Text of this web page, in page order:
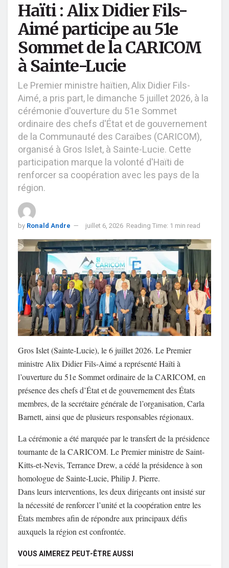
Haïti : Alix Didier Fils-
Aimé participe au 51e
Sommet de la CARICOM
à Sainte-Lucie
Le Premier ministre haïtien, Alix Didier Fils-
Aimé, a pris part, le dimanche 5 juillet 2026, à la
cérémonie d'ouverture du 51e Sommet
ordinaire des chefs d'État et de gouvernement
de la Communauté des Caraïbes (CARICOM),
organisé à Gros Islet, à Sainte-Lucie. Cette
participation marque la volonté d'Haïti de
renforcer sa coopération avec les pays de la
région.
by Ronald Andre juillet 6, 2026 Reading Time: 1 min read
Gros Islet (Sainte-Lucie), le 6 juillet 2026. Le Premier
ministre Alix Didier Fils-Aimé a représenté Haïti à
l’ouverture du 51e Sommet ordinaire de la CARICOM, en
présence des chefs d’État et de gouvernement des États
membres, de la secrétaire générale de l’organisation, Carla
Barnett, ainsi que de plusieurs responsables régionaux.
La cérémonie a été marquée par le transfert de la présidence
tournante de la CARICOM. Le Premier ministre de Saint-
Kitts-et-Nevis, Terrance Drew, a cédé la présidence à son
homologue de Sainte-Lucie, Philip J. Pierre.
Dans leurs interventions, les deux dirigeants ont insisté sur
la nécessité de renforcer l’unité et la coopération entre les
États membres afin de répondre aux principaux défis
auxquels la région est confrontée.
VOUS AIMEREZ PEUT-ÊTRE AUSSI